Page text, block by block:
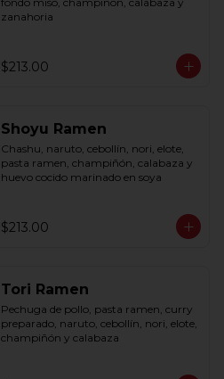
zanahoria
$213.00
Shoyu Ramen
Chashu, naruto, cebollín, nori, elote,
pasta ramen, champiñón, calabaza y
huevo cocido marinado en soya
$213.00
Tori Ramen
Pechuga de pollo, pasta ramen, curry
preparado, naruto, cebollín, nori, elote,
champiñón y calabaza